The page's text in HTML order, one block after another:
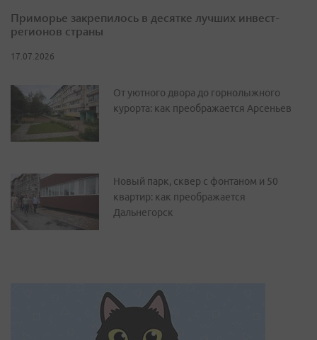
Приморье закрепилось в десятке лучших инвест-
регионов страны
17.07.2026
От уютного двора до горнолыжного
курорта: как преображается Арсеньев
Новый парк, сквер с фонтаном и 50
квартир: как преображается
Дальнегорск